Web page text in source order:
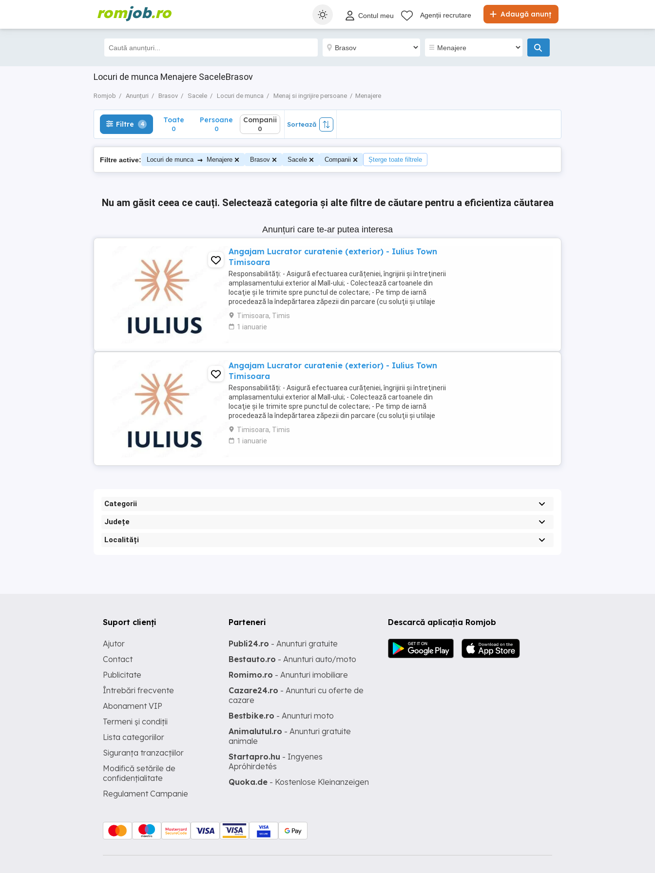
romjob.ro Adaugă anunț
Contul meu Agenții recrutare
Locuri de munca Menajere SaceleBrasov
Romjob Anunțuri Brasov Sacele Locuri de munca Menaj si ingrijire persoane Menajere
Filtre 4 Toate
0
Filtre 4 Toate
0
Persoane
0
Companii
0
Sortează
Filtre active: Locuri de munca → Menajere Brasov Sacele Companii Șterge toate filtrele
Nu am găsit ceea ce cauți. Selectează categoria și alte filtre de căutare pentru a eficientiza căutarea
Anunțuri care te-ar putea interesa
Angajam Lucrator curatenie (exterior) - Iulius Town
Timisoara
Responsabilități: - Asigură efectuarea curățeniei, îngrijirii şi întreţinerii
amplasamentului exterior al Mall-ului; - Colectează cartoanele din
locaţie şi le trimite spre punctul de colectare; - Pe timp de iarnă
procedează la îndepărtarea zăpezii din parcare (cu soluţii şi utilaje
specifice); - ...
Timisoara, Timis
1 ianuarie
Angajam Lucrator curatenie (exterior) - Iulius Town
Timisoara
Responsabilități: - Asigură efectuarea curățeniei, îngrijirii şi întreţinerii
amplasamentului exterior al Mall-ului; - Colectează cartoanele din
locaţie şi le trimite spre punctul de colectare; - Pe timp de iarnă
procedează la îndepărtarea zăpezii din parcare (cu soluţii şi utilaje
specifice); - ...
Timisoara, Timis
1 ianuarie
Categorii
Județe
Localități
Descarcă aplicația Romjob
Suport clienți
Ajutor
Contact
Publicitate
Întrebări frecvente
Abonament VIP
Termeni și condiții
Lista categoriilor
Siguranța tranzacțiilor
Modifică setările de
confidențialitate
Regulament Campanie
Parteneri
Publi24.ro - Anunturi gratuite
Bestauto.ro - Anunturi auto/moto
Romimo.ro - Anunturi imobiliare
Cazare24.ro - Anunturi cu oferte de
cazare
Bestbike.ro - Anunturi moto
Animalutul.ro - Anunturi gratuite
animale
Startapro.hu - Ingyenes
Apróhirdetés
Quoka.de - Kostenlose Kleinanzeigen